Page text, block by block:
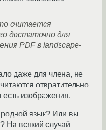
считается
достаточно для
PDF в landscape-
даже для члена, не
отвратительно.
изображения.
язык? Или вы
На всякий случай